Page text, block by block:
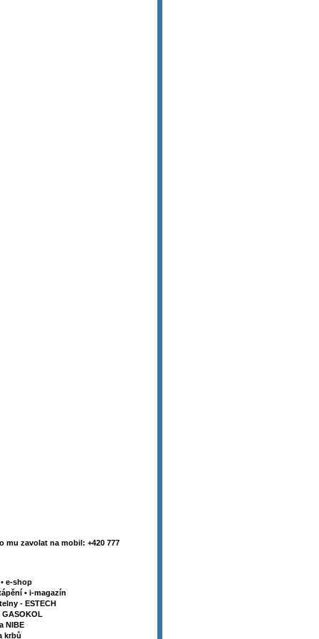
mu zavolat na mobil: +420 777
•e-shop
•i-magazín
- ESTECH
NIBE
krbů